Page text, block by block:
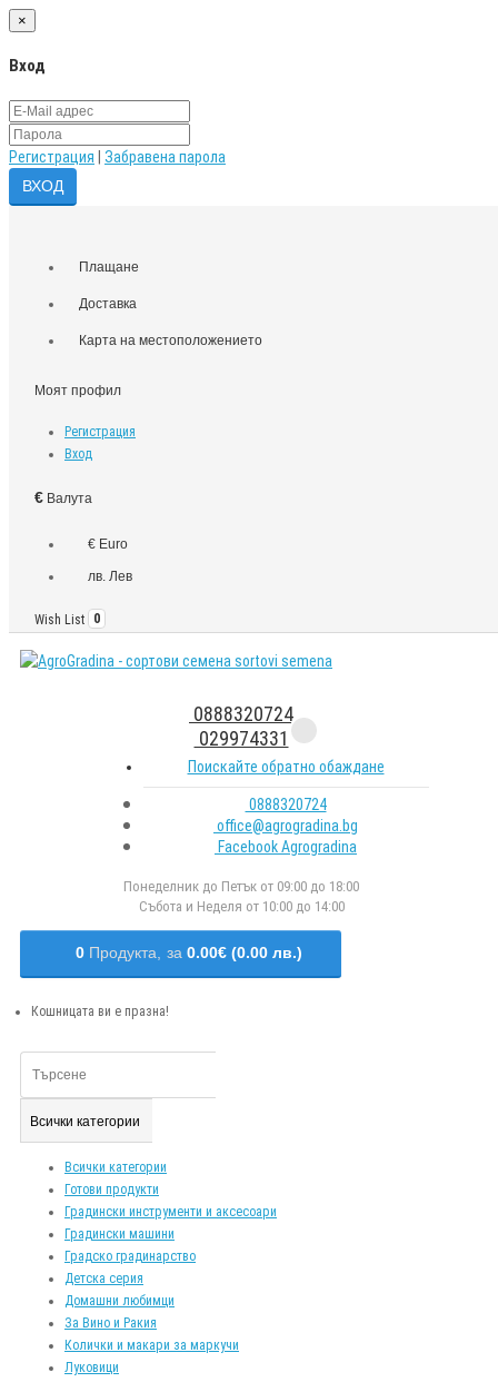
×
Вход
Регистрация Забравена парола
Плащане
Доставка
Карта на местоположението
Моят профил
Регистрация
Вход
€ Валута
€ Euro
лв. Лев
Wish List 0
0888320724
029974331
Поискайте обратно обаждане
0888320724
office@agrogradina.bg
Facebook Agrogradina
Понеделник до Петък от 09:00 до 18:00
Събота и Неделя от 10:00 до 14:00
0 Продукта, за 0.00€ (0.00 лв.)
Кошницата ви е празна!
Всички категории
Всички категории
Готови продукти
Градински инструменти и аксесоари
Градински машини
Градско градинарство
Детска серия
Домашни любимци
За Вино и Ракия
Колички и макари за маркучи
Луковици